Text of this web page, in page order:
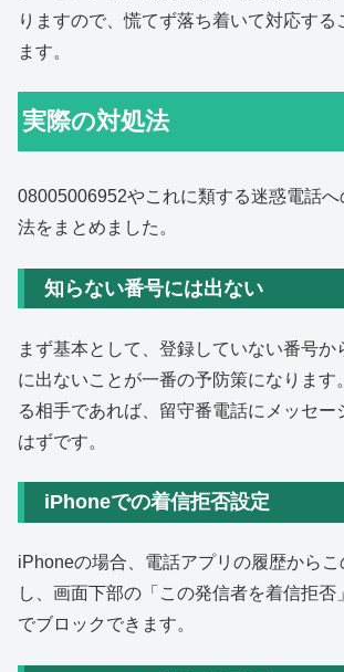
りますので、慌てず落ち着いて対応する
ます。
実際の対処法
08005006952やこれに類する迷惑電話
法をまとめました。
知らない番号には出ない
まず基本として、登録していない番号か
に出ないことが一番の予防策になります
る相手であれば、留守番電話にメッセー
はずです。
iPhoneでの着信拒否設定
iPhoneの場合、電話アプリの履歴から
し、画面下部の「この発信者を着信拒否
でブロックできます。